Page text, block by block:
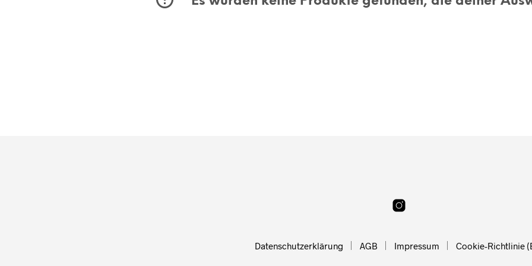
Datenschutzerklärung AGB Impressum Cookie-Richtlinie